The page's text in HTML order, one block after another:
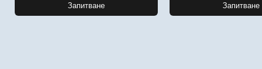
Запитване Запитване